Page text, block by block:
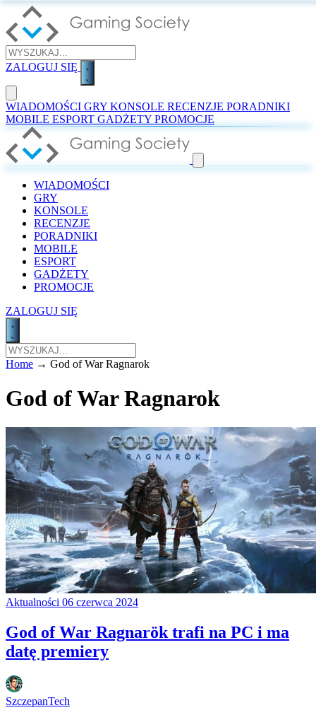
ZALOGUJ SIĘ
WIADOMOŚCI GRY KONSOLE RECENZJE PORADNIKI
MOBILE ESPORT GADŻETY PROMOCJE
WIADOMOŚCI
GRY
KONSOLE
RECENZJE
PORADNIKI
MOBILE
ESPORT
GADŻETY
PROMOCJE
ZALOGUJ SIĘ
Home → God of War Ragnarok
God of War Ragnarok
Aktualności 06 czerwca 2024
God of War Ragnarök trafi na PC i ma
datę premiery
SzczepanTech